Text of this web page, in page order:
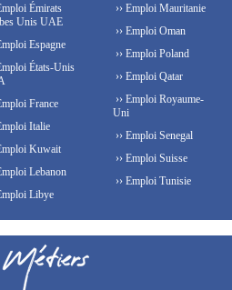
Émirats
Unis UAE
Espagne
États-Unis
France
Italie
Kuwait
Lebanon
Libye
›› Emploi Mauritanie
›› Emploi Oman
›› Emploi Poland
›› Emploi Qatar
›› Emploi Royaume-
Uni
›› Emploi Senegal
›› Emploi Suisse
›› Emploi Tunisie